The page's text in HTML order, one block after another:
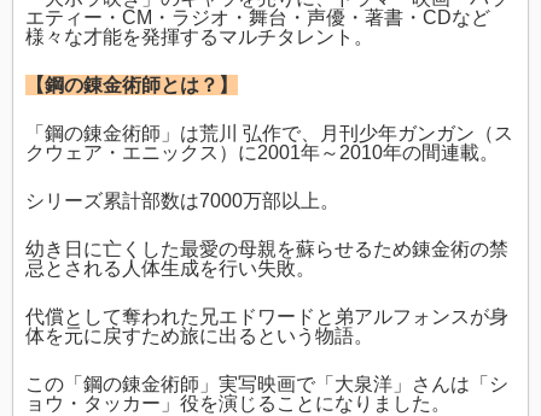
エティー・CM・ラジオ・舞台・声優・著書・CDなど
様々な才能を発揮するマルチタレント。
【鋼の錬金術師とは？】
「鋼の錬金術師」は荒川 弘作で、月刊少年ガンガン（ス
クウェア・エニックス）に2001年～2010年の間連載。
シリーズ累計部数は7000万部以上。
幼き日に亡くした最愛の母親を蘇らせるため錬金術の禁
忌とされる人体生成を行い失敗。
代償として奪われた兄エドワードと弟アルフォンスが身
体を元に戻すため旅に出るという物語。
この「鋼の錬金術師」実写映画で「大泉洋」さんは「シ
ョウ・タッカー」役を演じることになりました。